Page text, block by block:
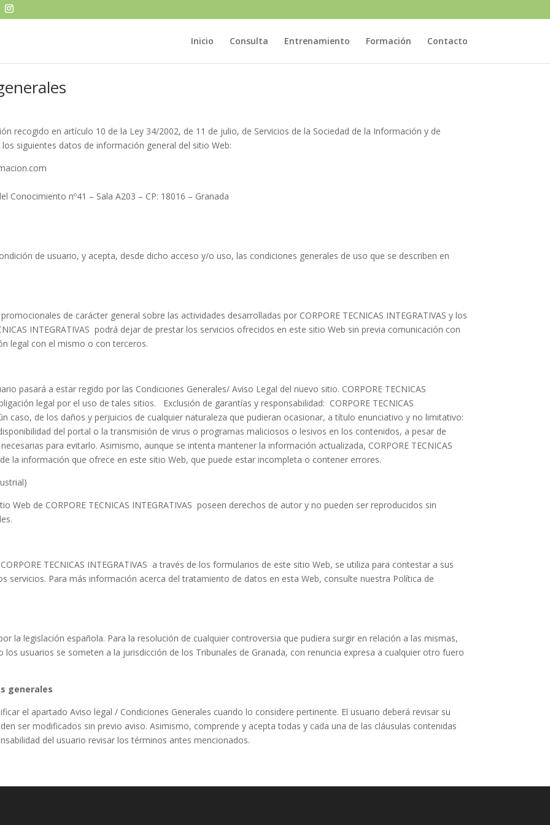
Inicio Consulta Entrenamiento Formación Contacto
recogido en artículo 10 de la Ley 34/2002, de 11 de julio, de Servicios de la Sociedad de la Información y de
siguientes datos de información general del sitio Web:
Conocimiento nº41 – Sala A203 – CP: 18016 – Granada
de usuario, y acepta, desde dicho acceso y/o uso, las condiciones generales de uso que se describen en
de carácter general sobre las actividades desarrolladas por CORPORE TECNICAS INTEGRATIVAS y los
INTEGRATIVAS podrá dejar de prestar los servicios ofrecidos en este sitio Web sin previa comunicación con
legal con el mismo o con terceros.
pasará a estar regido por las Condiciones Generales/ Aviso Legal del nuevo sitio. CORPORE TECNICAS
legal por el uso de tales sitios. Exclusión de garantías y responsabilidad: CORPORE TECNICAS
caso, de los daños y perjuicios de cualquier naturaleza que pudieran ocasionar, a título enunciativo y no limitativo:
del portal o la transmisión de virus o programas maliciosos o lesivos en los contenidos, a pesar de
para evitarlo. Asimismo, aunque se intenta mantener la información actualizada, CORPORE TECNICAS
la información que ofrece en este sitio Web, que puede estar incompleta o contener errores.
Web de CORPORE TECNICAS INTEGRATIVAS poseen derechos de autor y no pueden ser reproducidos sin
TECNICAS INTEGRATIVAS a través de los formularios de este sitio Web, se utiliza para contestar a sus
servicios. Para más información acerca del tratamiento de datos en esta Web, consulte nuestra Política de
la legislación española. Para la resolución de cualquier controversia que pudiera surgir en relación a las mismas,
los usuarios se someten a la jurisdicción de los Tribunales de Granada, con renuncia expresa a cualquier otro fuero
generales
el apartado Aviso legal / Condiciones Generales cuando lo considere pertinente. El usuario deberá revisar su
ser modificados sin previo aviso. Asimismo, comprende y acepta todas y cada una de las cláusulas contenidas
del usuario revisar los términos antes mencionados.